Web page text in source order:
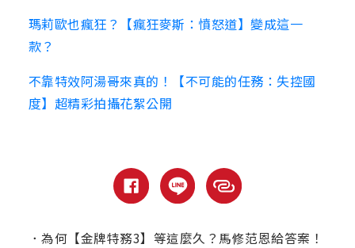
瑪莉歐也瘋狂？【瘋狂麥斯：憤怒道】變成這一
款？
不靠特效阿湯哥來真的！【不可能的任務：失控國
度】超精彩拍攝花絮公開
． 為何【金牌特務3】等這麼久？馬修范恩給答案！